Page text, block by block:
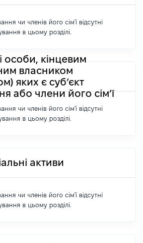
чи членів його сім'ї відсутні
в цьому розділі.
кінцевим
власником
яких є суб’єкт
або члени його сім’ї
чи членів його сім'ї відсутні
в цьому розділі.
активи
чи членів його сім'ї відсутні
в цьому розділі.